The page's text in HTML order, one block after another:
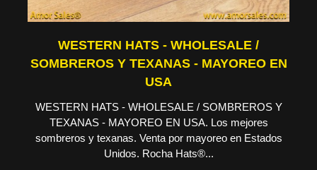
WESTERN HATS - WHOLESALE /
SOMBREROS Y TEXANAS - MAYOREO EN
USA
WESTERN HATS - WHOLESALE / SOMBREROS Y
TEXANAS - MAYOREO EN USA. Los mejores
sombreros y texanas. Venta por mayoreo en Estados
Unidos. Rocha Hats®...